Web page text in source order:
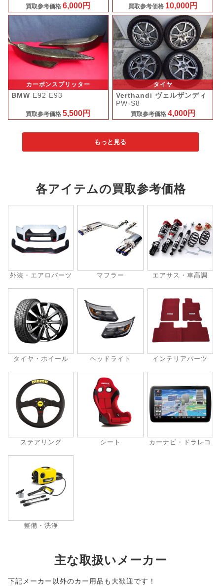
買取参考価格6,000円 買取参考価格 10,000円
カーボンスプリッター
BMW E92 E93
買取参考価格5,500円
タイヤ
Verthandi ヴェルザンディ
PW-S8
買取参考価格 4,000円
もっと見る
各アイテムの買取参考価格
外装・エアロパーツ マフラー エアサス・車高調
タイヤ・ホイール ヘッドライト インテリアパーツ
ステアリング シート カーナビ・ドラレコ
整備・洗浄
主な取扱いメーカー
下記メーカー以外のカー用品も大歓迎です！